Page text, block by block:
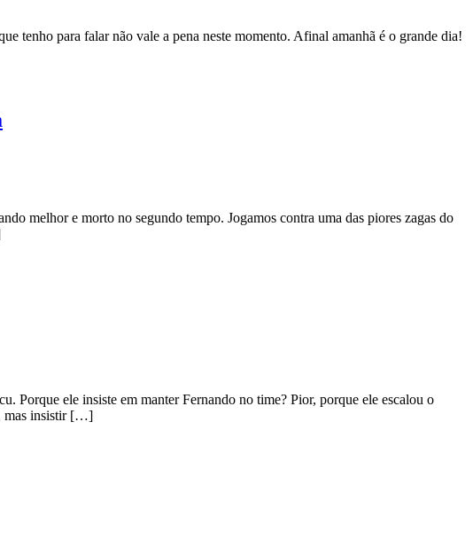
tenho para falar não vale a pena neste momento. Afinal amanhã é o grande dia!
melhor e morto no segundo tempo. Jogamos contra uma das piores zagas do
Porque ele insiste em manter Fernando no time? Pior, porque ele escalou o
mas insistir […]